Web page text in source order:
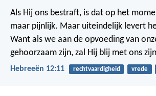
Als Hij ons bestraft, is dat op het
maar pijnlijk. Maar uiteindelijk levert
Want als we aan de opvoeding van
gehoorzaam zijn, zal Hij blij met ons
Hebreeën 12:11 rechtvaardigheid vrede